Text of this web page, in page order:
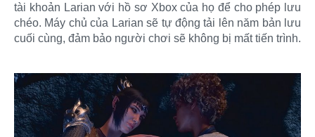
tài khoản Larian với hồ sơ Xbox của họ để cho phép lưu
chéo. Máy chủ của Larian sẽ tự động tải lên năm bản lưu
cuối cùng, đảm bảo người chơi sẽ không bị mất tiến trình.